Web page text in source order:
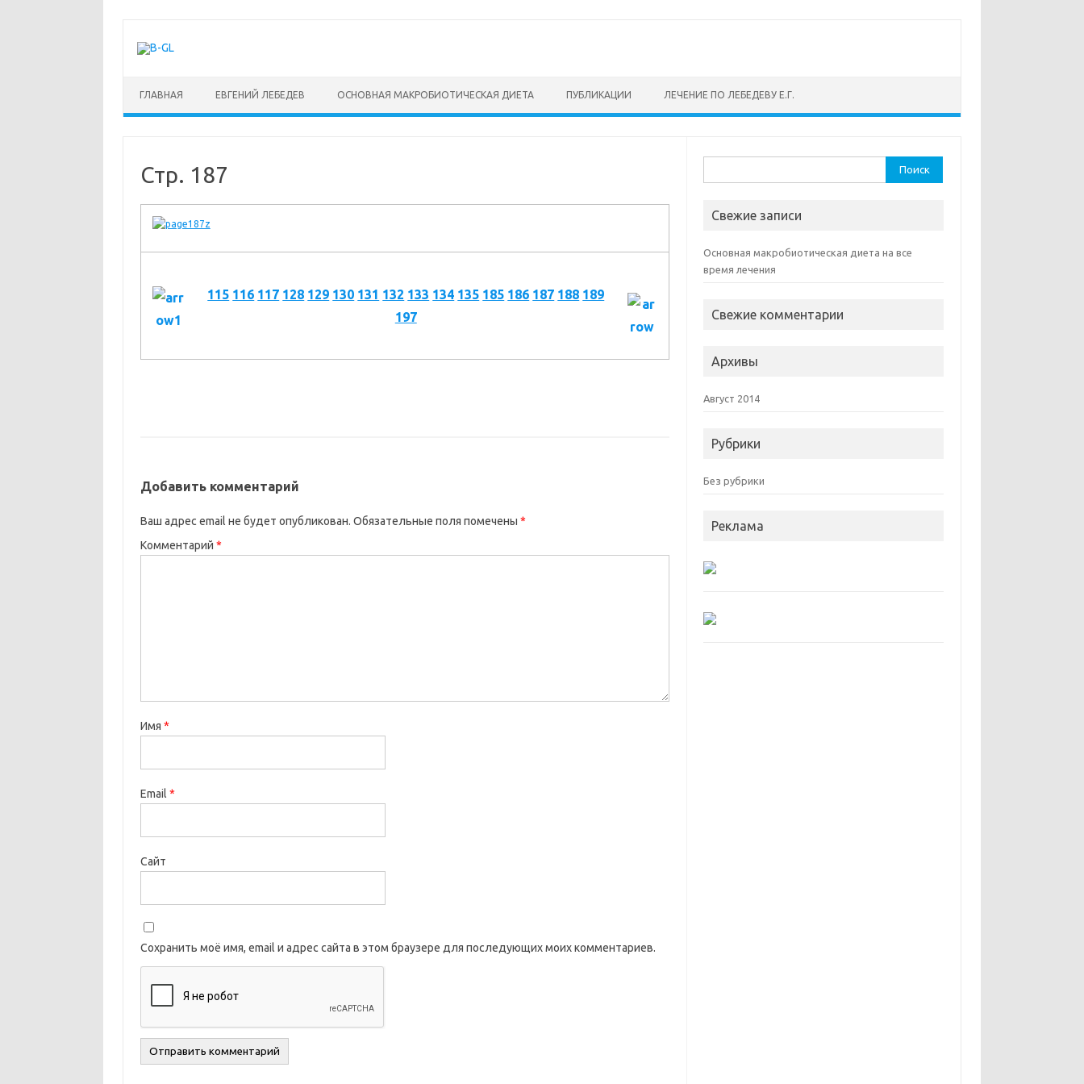
содержимому
ГЛАВНАЯ ЕВГЕНИЙ ЛЕБЕДЕВ ОСНОВНАЯ МАКРОБИОТИЧЕСКАЯ ДИЕТА ПУБЛИКАЦИИ ЛЕЧЕНИЕ ПО ЛЕБЕДЕВУ Е.Г.
Стр. 187
115 116 117 128 129 130 131 132 133 134 135 185 186 187 188 189
197
Добавить комментарий
Ваш адрес email не будет опубликован. Обязательные поля помечены *
Комментарий *
Имя *
Email *
Сайт
Сохранить моё имя, email и адрес сайта в этом браузере для последующих моих комментариев.
Свежие записи
Основная макробиотическая диета на все
время лечения
Свежие комментарии
Архивы
Август 2014
Рубрики
Без рубрики
Реклама